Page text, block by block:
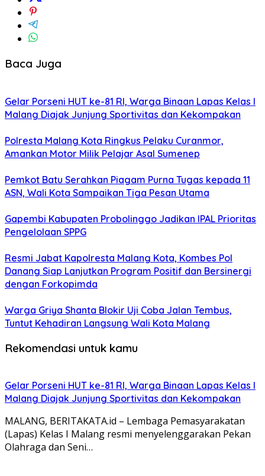
Baca Juga
Gelar Porseni HUT ke-81 RI, Warga Binaan Lapas Kelas I
Malang Diajak Junjung Sportivitas dan Kekompakan
Polresta Malang Kota Ringkus Pelaku Curanmor,
Amankan Motor Milik Pelajar Asal Sumenep
Pemkot Batu Serahkan Piagam Purna Tugas kepada 11
ASN, Wali Kota Sampaikan Tiga Pesan Utama
Gapembi Kabupaten Probolinggo Jadikan IPAL Prioritas
Pengelolaan SPPG
Resmi Jabat Kapolresta Malang Kota, Kombes Pol
Danang Siap Lanjutkan Program Positif dan Bersinergi
dengan Forkopimda
Warga Griya Shanta Blokir Uji Coba Jalan Tembus,
Tuntut Kehadiran Langsung Wali Kota Malang
Rekomendasi untuk kamu
Gelar Porseni HUT ke-81 RI, Warga Binaan Lapas Kelas I
Malang Diajak Junjung Sportivitas dan Kekompakan
MALANG, BERITAKATA.id – Lembaga Pemasyarakatan
(Lapas) Kelas I Malang resmi menyelenggarakan Pekan
Olahraga dan Seni…